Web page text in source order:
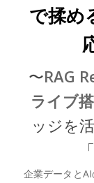
で揉め
〜RAG
ライブ
ッジを
企業データと